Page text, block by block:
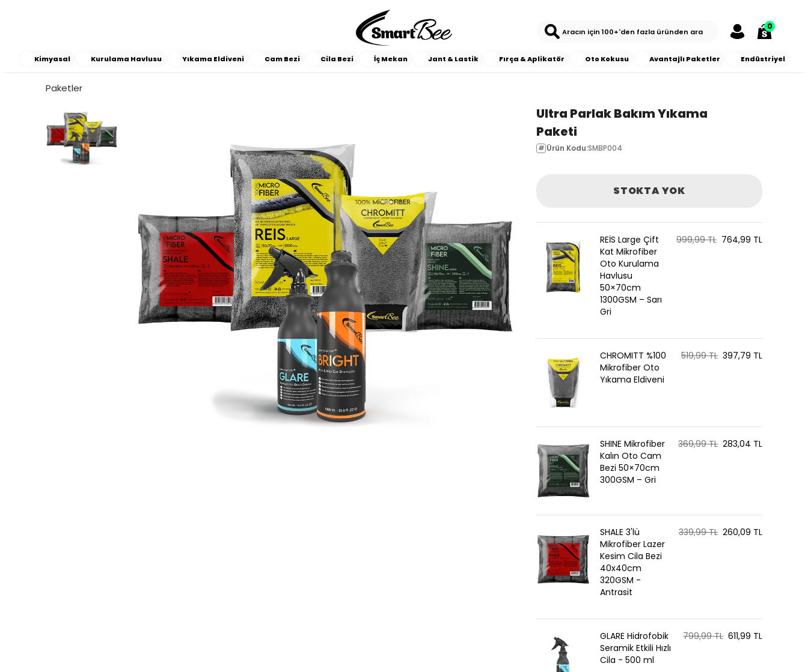
Kimyasal Kurulama Havlusu Yıkama Eldiveni Cam Bezi Cila Bezi İç Mekan Jant & Lastik Fırça & Aplikatör Oto Kokusu Avantajlı Paketler Endüstriyel
0
Paketler
Ultra Parlak Bakım Yıkama
Paketi
Ürün Kodu:SMBP004
STOKTA YOK
REİS Large Çift
Kat Mikrofiber
Oto Kurulama
Havlusu
50×70cm
1300GSM – Sarı
Gri
999,99 TL 764,99 TL
CHROMITT %100
Mikrofiber Oto
Yıkama Eldiveni
519,99 TL 397,79 TL
SHINE Mikrofiber
Kalın Oto Cam
Bezi 50×70cm
300GSM – Gri
369,99 TL 283,04 TL
SHALE 3'lü
Mikrofiber Lazer
Kesim Cila Bezi
40x40cm
320GSM -
Antrasit
339,99 TL 260,09 TL
GLARE Hidrofobik
Seramik Etkili Hızlı
Cila - 500 ml
799,99 TL 611,99 TL